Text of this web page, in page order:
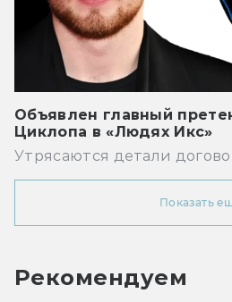
Объявлен главный
Циклопа в «Людях Икс»
Утрясаются детали
Показать
Рекомендуем